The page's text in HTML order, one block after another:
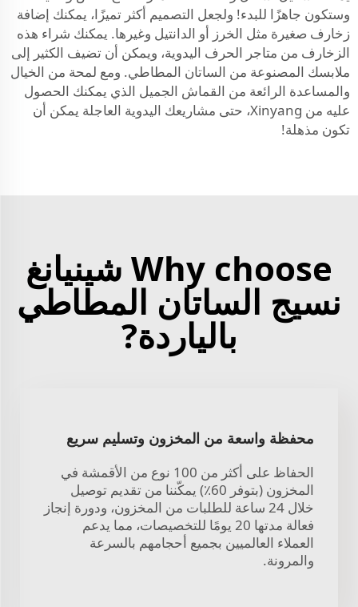
وستكون جاهزًا للبدء! ولجعل التصميم أكثر تميزًا، يمكنك إضافة
زخارف صغيرة مثل الخرز أو الدانتيل وغيرها. يمكنك شراء هذه
الزخارف من متاجر الحرف اليدوية، ويمكن أن تضيف الكثير إلى
ملابسك المصنوعة من الساتان المطاطي. ومع لمحة من الخيال
والمساعدة الرائعة من القماش الجميل الذي يمكنك الحصول
عليه من Xinyang، حتى مشاريعك اليدوية العاجلة يمكن أن
تكون مذهلة!
Why choose شينيانغ
نسيج الساتان المطاطي
بالياردة?
محفظة واسعة من المخزون وتسليم سريع
الحفاظ على أكثر من 100 نوع من الأقمشة في
المخزون (بتوفر 60٪) يمكّننا من تقديم توصيل
خلال 24 ساعة للطلبات من المخزون، ودورة إنجاز
فعالة مدتها 20 يومًا للتخصيصات، مما يدعم
العملاء العالميين بجميع أحجامهم بالسرعة
والمرونة.